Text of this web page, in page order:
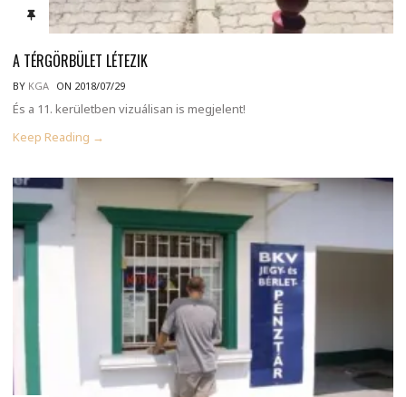
A TÉRGÖRBÜLET LÉTEZIK
BY KGA ON 2018/07/29
És a 11. kerületben vizuálisan is megjelent!
Keep Reading →